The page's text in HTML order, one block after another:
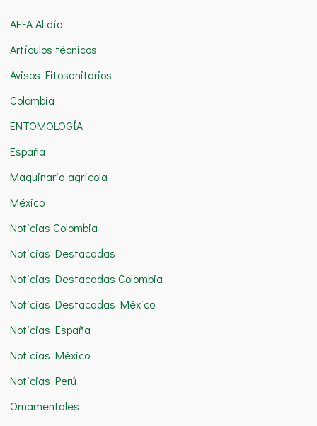
a
r
p
o
r
:
AEFA Al día
Artículos técnicos
Avisos Fitosanitarios
Colombia
ENTOMOLOGÍA
España
Maquinaria agrícola
México
Noticias Colombia
Noticias Destacadas
Noticias Destacadas Colombia
Noticias Destacadas México
Noticias España
Noticias México
Noticias Perú
Ornamentales